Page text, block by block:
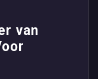
van